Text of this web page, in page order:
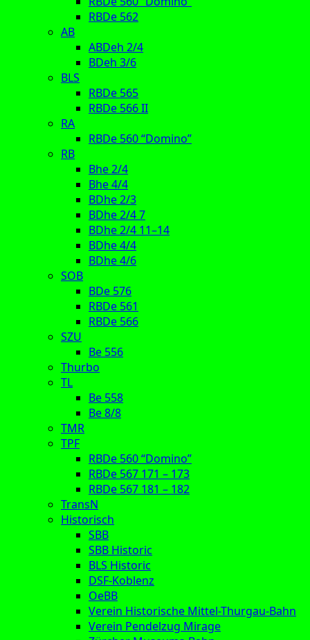
RBDe 562
AB
ABDeh 2/4
BDeh 3/6
BLS
RBDe 565
RBDe 566 II
RA
RBDe 560 “Domino”
RB
Bhe 2/4
Bhe 4/4
BDhe 2/3
BDhe 2/4 7
BDhe 2/4 11–14
BDhe 4/4
BDhe 4/6
SOB
BDe 576
RBDe 561
RBDe 566
SZU
Be 556
Thurbo
TL
Be 558
Be 8/8
TMR
TPF
RBDe 560 “Domino”
RBDe 567 171 – 173
RBDe 567 181 – 182
TransN
Historisch
SBB
SBB Historic
BLS Historic
DSF-Koblenz
OeBB
Verein Historische Mittel-Thurgau-Bahn
Verein Pendelzug Mirage